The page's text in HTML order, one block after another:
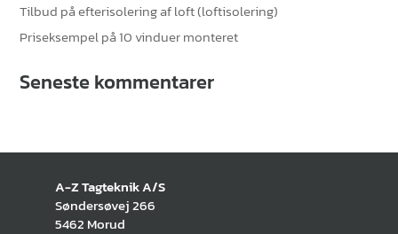
Tilbud på efterisolering af loft (loftisolering)
Priseksempel på 10 vinduer monteret
Seneste kommentarer
A-Z Tagteknik A/S
Søndersøvej 266
5462 Morud